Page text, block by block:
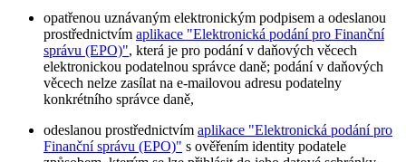
opatřenou uznávaným elektronickým podpisem a odeslanou
prostřednictvím aplikace "Elektronická podání pro Finanční
správu (EPO)", která je pro podání v daňových věcech
elektronickou podatelnou správce daně; podání v daňových
věcech nelze zasílat na e-mailovou adresu podatelny
konkrétního správce daně,
odeslanou prostřednictvím aplikace "Elektronická podání pro
Finanční správu (EPO)" s ověřením identity podatele